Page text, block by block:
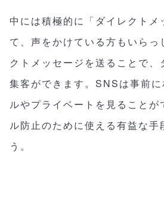
中には積極的に「ダイレクトメ
て、声をかけている方もいらっ
クトメッセージを送ることで、
集客ができます。SNSは事前
ルやプライベートを見ること
ル防止のために使える有益な手
う。